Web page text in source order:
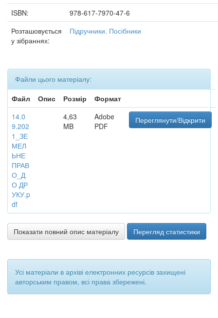
ISBN:
978-617-7970-47-6
Розташовується
у зібраннях:
Підручники. Посібники
Файли цього матеріалу:
Файл
Опис Розмір
Формат
14.0
9.202
1_ЗЕ
МЕЛ
ЬНЕ
ПРАВ
О_Д
О ДР
УКУ.p
df
4,63
MB
Adobe
PDF
Переглянути/Відкрити
Показати повний опис матеріалу Перегляд статистики
Усі матеріали в архіві електронних ресурсів захищені
авторським правом, всі права збережені.